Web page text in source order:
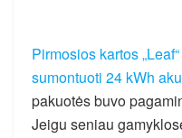
Pirmosios kartos
sumontuoti 24 kWh
pakuotės buvo
Jeigu seniau